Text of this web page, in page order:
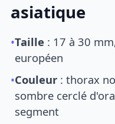
asiatique
•Taille : 17 à 30
européen
•Couleur : thorax
sombre cerclé
segment